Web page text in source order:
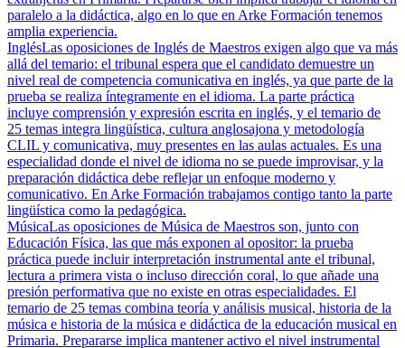
paralelo a la didáctica, algo en lo que en Arke Formación tenemos
amplia experiencia.
InglésLas oposiciones de Inglés de Maestros exigen algo que va más
allá del temario: el tribunal espera que el candidato demuestre un
nivel real de competencia comunicativa en inglés, ya que parte de la
prueba se realiza íntegramente en el idioma. La parte práctica
incluye comprensión y expresión escrita en inglés, y el temario de
25 temas integra lingüística, cultura anglosajona y metodología
CLIL y comunicativa, muy presentes en las aulas actuales. Es una
especialidad donde el nivel de idioma no se puede improvisar, y la
preparación didáctica debe reflejar un enfoque moderno y
comunicativo. En Arke Formación trabajamos contigo tanto la parte
lingüística como la pedagógica.
MúsicaLas oposiciones de Música de Maestros son, junto con
Educación Física, las que más exponen al opositor: la prueba
práctica puede incluir interpretación instrumental ante el tribunal,
lectura a primera vista o incluso dirección coral, lo que añade una
presión performativa que no existe en otras especialidades. El
temario de 25 temas combina teoría y análisis musical, historia de la
música e historia de la música e didáctica de la educación musical en
Primaria. Prepararse implica mantener activo el nivel instrumental